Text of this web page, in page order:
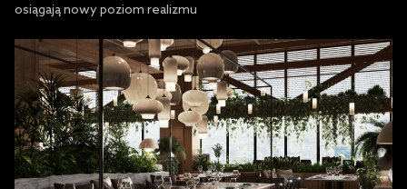
osiągają nowy poziom realizmu